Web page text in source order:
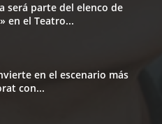
será parte del elenco de
en el Teatro...
en el escenario más
con...